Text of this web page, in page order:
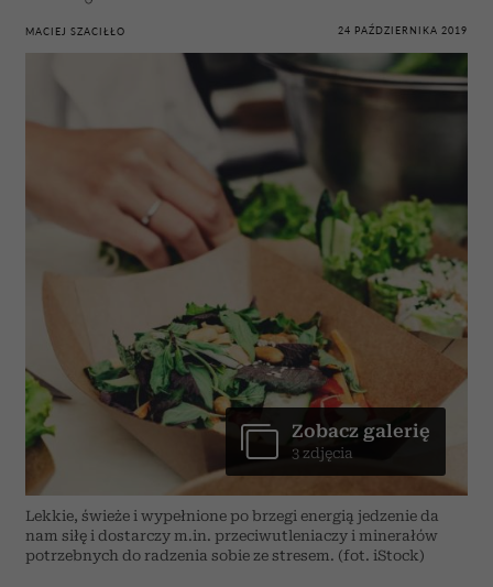
MACIEJ SZACIŁŁO 24 PAŹDZIERNIKA 2019
Lekkie, świeże i wypełnione po brzegi energią jedzenie da
nam siłę i dostarczy m.in. przeciwutleniaczy i minerałów
potrzebnych do radzenia sobie ze stresem. (fot. iStock)
Zobacz galerię
3 zdjęcia